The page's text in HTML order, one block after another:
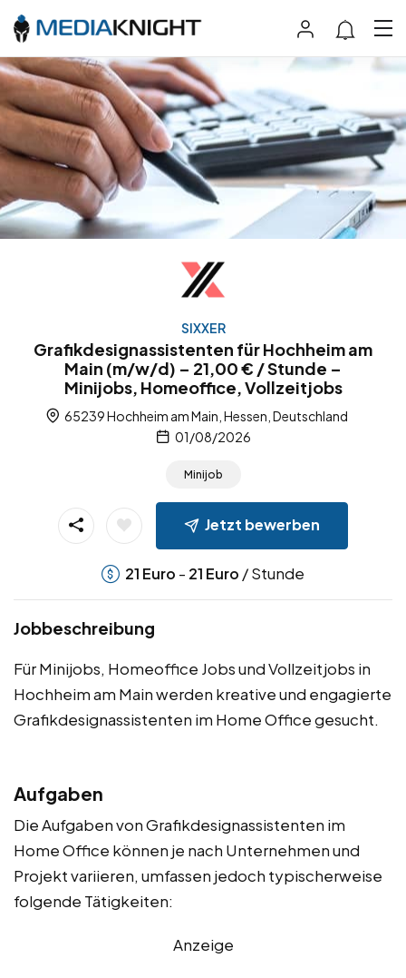
SIXXER
Grafikdesignassistenten für Hochheim am
Main (m/w/d) – 21,00 € / Stunde –
Minijobs, Homeoffice, Vollzeitjobs
65239 Hochheim am Main, Hessen, Deutschland
01/08/2026
Minijob
Jetzt bewerben
21 Euro - 21 Euro / Stunde
Jobbeschreibung
Für Minijobs, Homeoffice Jobs und Vollzeitjobs in
Hochheim am Main werden kreative und engagierte
Grafikdesignassistenten im Home Office gesucht.
Aufgaben
Die Aufgaben von Grafikdesignassistenten im
Home Office können je nach Unternehmen und
Projekt variieren, umfassen jedoch typischerweise
folgende Tätigkeiten:
Anzeige